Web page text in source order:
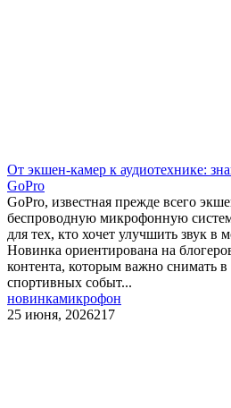
От экшен‑камер к аудиотехнике:
GoPro
GoPro, известная прежде всего
беспроводную микрофонную
для тех, кто хочет улучшить звук в
Новинка ориентирована на
контента, которым важно снимать в
спортивных событ...
новинкамикрофон
25 июня, 2026217